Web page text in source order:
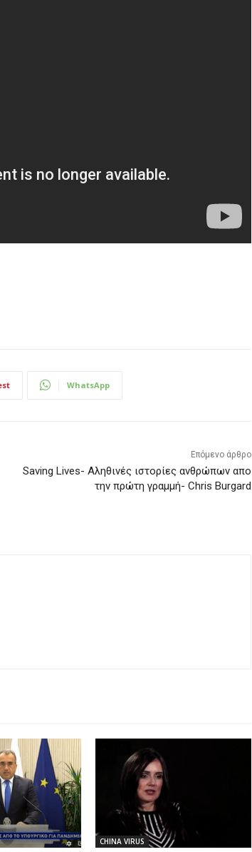
WhatsApp
Επόμενο άρθρο
Saving Lives- Αληθινές ιστορίες ανθρώπων απο
την πρώτη γραμμή- Chris Burgard
CHINA VIRUS